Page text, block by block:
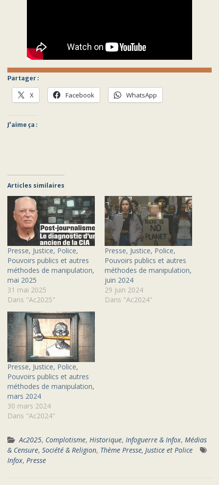
Partager :
X Facebook WhatsApp
J’aime ça :
Articles similaires
Presse, Justice, Police,
Pouvoirs publics et autres
méthodes de manipulation,
mai 2025
31 mai 2025
Dans "Ac2025"
Presse, Justice, Police,
Pouvoirs publics et autres
méthodes de manipulation,
juin 2024
29 juin 2024
Dans "Ac2024"
Presse, Justice, Police,
Pouvoirs publics et autres
méthodes de manipulation,
mars 2024
30 mars 2024
Dans "Ac2024"
Ac2025, Complotisme, Historique, Infoguerre & Infox, Médias
& Censure, Société & Religion, Thème Presse, Justice et Police
Infox, Presse